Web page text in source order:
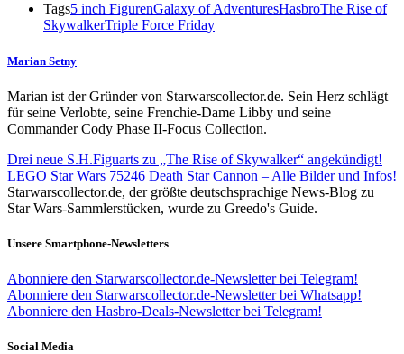
Tags5 inch FigurenGalaxy of AdventuresHasbroThe Rise of
SkywalkerTriple Force Friday
Marian Setny
Marian ist der Gründer von Starwarscollector.de. Sein Herz schlägt
für seine Verlobte, seine Frenchie-Dame Libby und seine
Commander Cody Phase II-Focus Collection.
Drei neue S.H.Figuarts zu „The Rise of Skywalker“ angekündigt!
LEGO Star Wars 75246 Death Star Cannon – Alle Bilder und Infos!
Starwarscollector.de, der größte deutschsprachige News-Blog zu
Star Wars-Sammlerstücken, wurde zu Greedo's Guide.
Unsere Smartphone-Newsletters
Abonniere den Starwarscollector.de-Newsletter bei Telegram!
Abonniere den Starwarscollector.de-Newsletter bei Whatsapp!
Abonniere den Hasbro-Deals-Newsletter bei Telegram!
Social Media